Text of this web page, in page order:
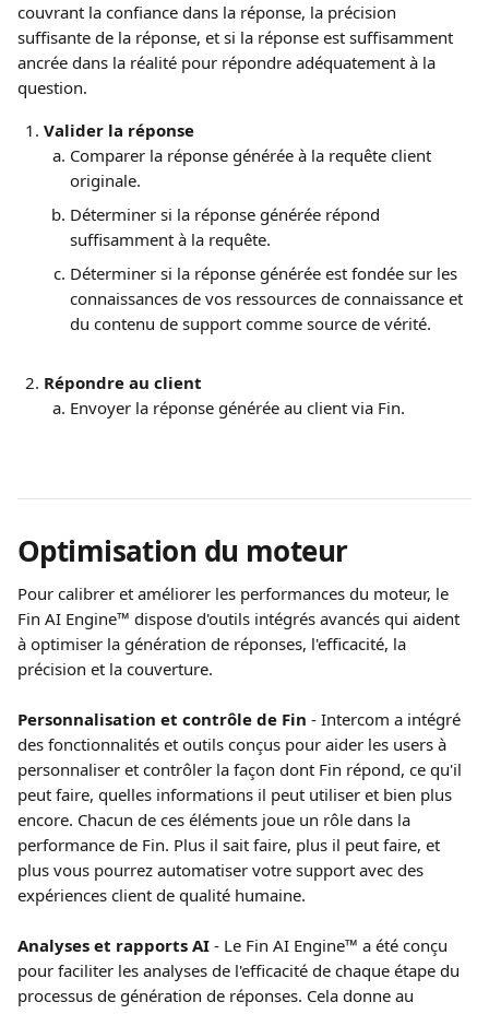
couvrant la confiance dans la réponse, la précision
suffisante de la réponse, et si la réponse est suffisamment
ancrée dans la réalité pour répondre adéquatement à la
question.
Valider la réponse
Comparer la réponse générée à la requête client
originale.
Déterminer si la réponse générée répond
suffisamment à la requête.
Déterminer si la réponse générée est fondée sur les
connaissances de vos ressources de connaissance et
du contenu de support comme source de vérité.
Répondre au client
Envoyer la réponse générée au client via Fin.
Optimisation du moteur
Pour calibrer et améliorer les performances du moteur, le
Fin AI Engine™ dispose d'outils intégrés avancés qui aident
à optimiser la génération de réponses, l'efficacité, la
précision et la couverture.
Personnalisation et contrôle de Fin - Intercom a intégré
des fonctionnalités et outils conçus pour aider les users à
personnaliser et contrôler la façon dont Fin répond, ce qu'il
peut faire, quelles informations il peut utiliser et bien plus
encore. Chacun de ces éléments joue un rôle dans la
performance de Fin. Plus il sait faire, plus il peut faire, et
plus vous pourrez automatiser votre support avec des
expériences client de qualité humaine.
Analyses et rapports AI - Le Fin AI Engine™ a été conçu
pour faciliter les analyses de l'efficacité de chaque étape du
processus de génération de réponses. Cela donne au